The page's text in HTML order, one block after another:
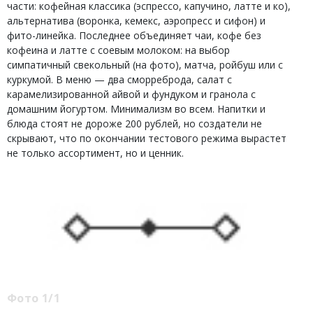
части: кофейная классика (эспрессо, капучино, латте и ко),
альтернатива (воронка, кемекс, аэропресс и сифон) и
фито-линейка. Последнее объединяет чаи, кофе без
кофеина и латте с соевым молоком: на выбор
симпатичный свекольный (на фото), матча, ройбуш или с
куркумой. В меню — два сморреброда, салат с
карамелизированной айвой и фундуком и гранола с
домашним йогуртом. Минимализм во всем. Напитки и
блюда стоят не дороже 200 рублей, но создатели не
скрывают, что по окончании тестового режима вырастет
не только ассортимент, но и ценник.
Фото 1/1